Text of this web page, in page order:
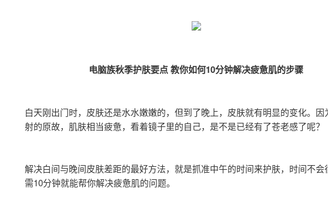
电脑族秋季护肤要点 教你如何10分钟解决疲惫肌的步骤
白天刚出门时，皮肤还是水水嫩嫩的，但到了晚上，皮肤就有明显的变化。因
射的原故，肌肤相当疲惫，看着镜子里的自己，是不是已经有了苍老感了呢？
解决白间与晚间皮肤差距的最好方法，就是抓准中午的时间来护肤，时间不会
需10分钟就能帮你解决疲惫肌的问题。